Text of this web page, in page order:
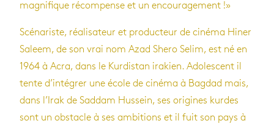
magnifique récompense et un encouragement !»
Scénariste, réalisateur et producteur de cinéma Hiner
Saleem, de son vrai nom Azad Shero Selim, est né en
1964 à Acra, dans le Kurdistan irakien. Adolescent il
tente d’intégrer une école de cinéma à Bagdad mais,
dans l’Irak de Saddam Hussein, ses origines kurdes
sont un obstacle à ses ambitions et il fuit son pays à